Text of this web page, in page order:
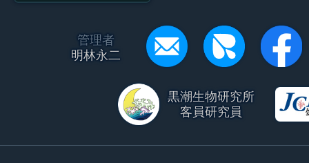
管理者
明林永二
黒潮生物研究所
客員研究員